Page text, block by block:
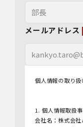
メールアドレス
個人情報の取り扱
1. 個人情報取扱
会社名：株式会